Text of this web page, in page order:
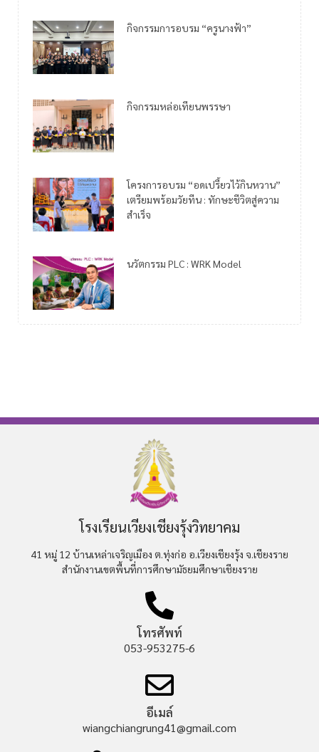
กิจกรรมการอบรม “ครูนางฟ้า”
กิจกรรมหล่อเทียนพรรษา
โครงการอบรม “อดเปรี้ยวไว้กินหวาน”
เตรียมพร้อมวัยทีน : ทักษะชีวิตสู่ความ
สำเร็จ
นวัตกรรม PLC : WRK Model
โรงเรียนเวียงเชียงรุ้งวิทยาคม
41 หมู่ 12 บ้านเหล่าเจริญเมือง ต.ทุ่งก่อ อ.เวียงเชียงรุ้ง จ.เชียงราย
สำนักงานเขตพื้นที่การศึกษามัธยมศึกษาเชียงราย
โทรศัพท์
053-953275-6
อีเมล์
wiangchiangrung41@gmail.com